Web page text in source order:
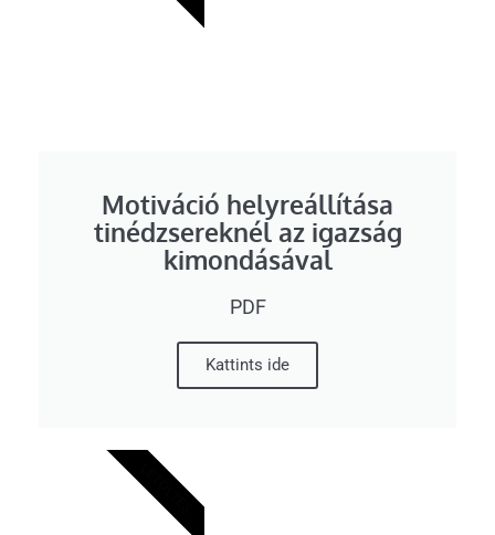
Motiváció helyreállítása
tinédzsereknél az igazság
kimondásával
PDF
Kattints ide
LETÖLTÉS